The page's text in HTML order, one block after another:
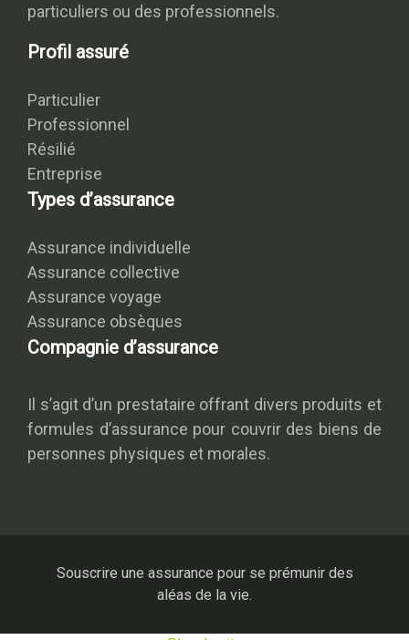
particuliers ou des professionnels.
Profil assuré
Particulier
Professionnel
Résilié
Entreprise
Types d’assurance
Assurance individuelle
Assurance collective
Assurance voyage
Assurance obsèques
Compagnie d’assurance
Il s’agit d’un prestataire offrant divers produits et
formules d’assurance pour couvrir des biens de
personnes physiques et morales.
Souscrire une assurance pour se prémunir des
aléas de la vie.